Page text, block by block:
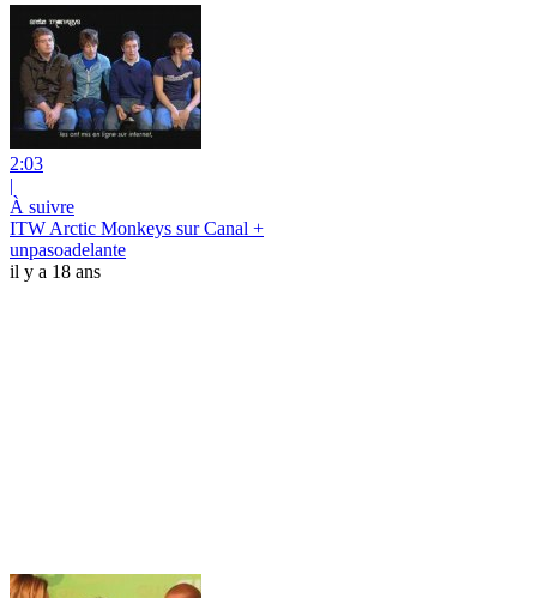
2:03
|
À suivre
ITW Arctic Monkeys sur Canal +
unpasoadelante
il y a 18 ans